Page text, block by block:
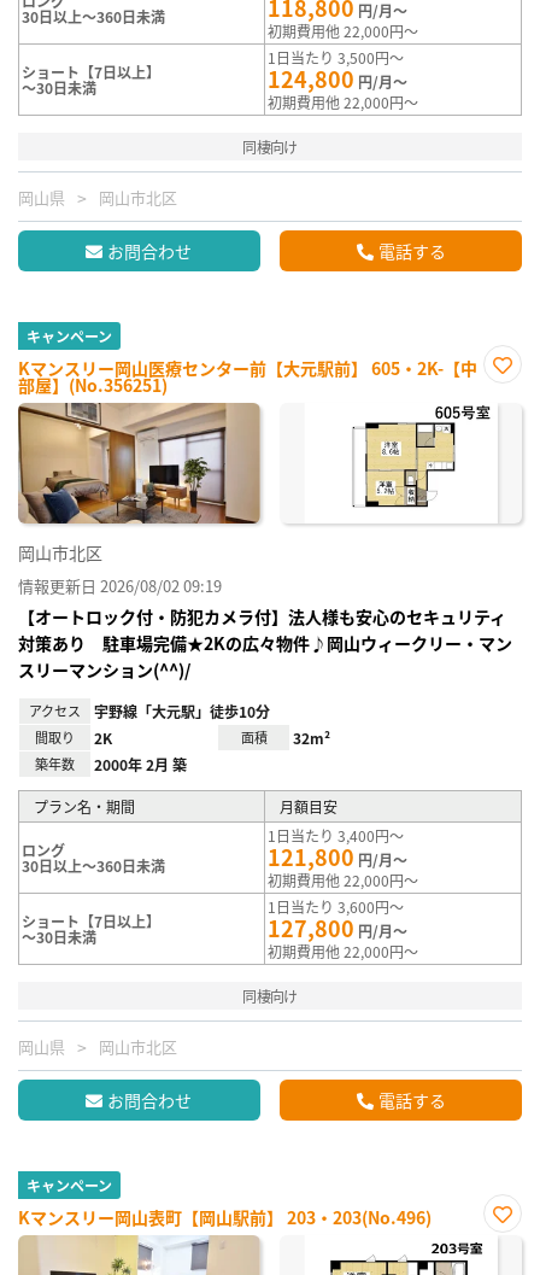
30日以上～360日未満 118,800 円/月～
初期費用他 22,000円～
ショート【7日以上】
～30日未満
1日当たり 3,500円～
124,800 円/月～
初期費用他 22,000円～
同棲向け
岡山県 岡山市北区
お問合わせ 電話する
キャンペーン
Kマンスリー岡山医療センター前【大元駅前】 605・2K-【中
部屋】(No.356251)
に入
り登
岡山市北区
情報更新日 2026/08/02 09:19
【オートロック付・防犯カメラ付】法人様も安心のセキュリティ
対策あり 駐車場完備★2Kの広々物件♪岡山ウィークリー・マン
スリーマンション(^^)/
アクセス 宇野線「大元駅」徒歩10分
間取り 2K 面積 32m²
築年数 2000年 2月 築
プラン名・期間 月額目安
ロング
30日以上～360日未満
1日当たり 3,400円～
121,800 円/月～
初期費用他 22,000円～
ショート【7日以上】
～30日未満
1日当たり 3,600円～
127,800 円/月～
初期費用他 22,000円～
同棲向け
岡山県 岡山市北区
お問合わせ 電話する
キャンペーン
Kマンスリー岡山表町【岡山駅前】 203・203(No.496)
お気